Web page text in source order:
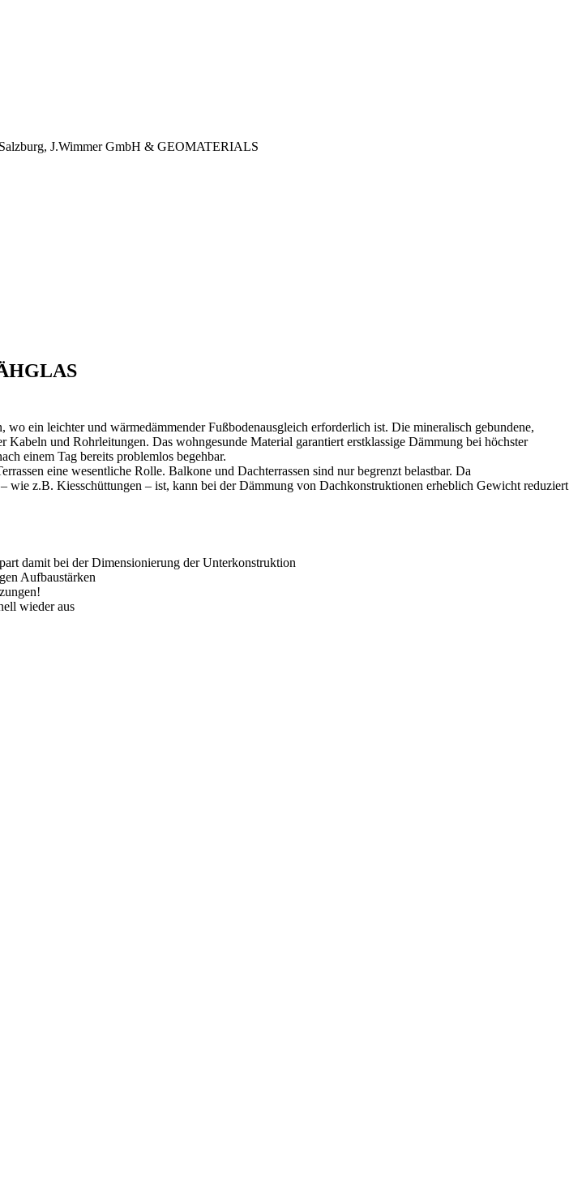
J.Wimmer GmbH & GEOMATERIALS
wo ein leichter und wärmedämmender Fußbodenausgleich erforderlich ist. Die mineralisch gebundene,
und Rohrleitungen. Das wohngesunde Material garantiert erstklassige Dämmung bei höchster
einem Tag bereits problemlos begehbar.
eine wesentliche Rolle. Balkone und Dachterrassen sind nur begrenzt belastbar. Da
wie z.B. Kiesschüttungen – ist, kann bei der Dämmung von Dachkonstruktionen erheblich Gewicht reduziert
damit bei der Dimensionierung der Unterkonstruktion
Aufbaustärken
wieder aus